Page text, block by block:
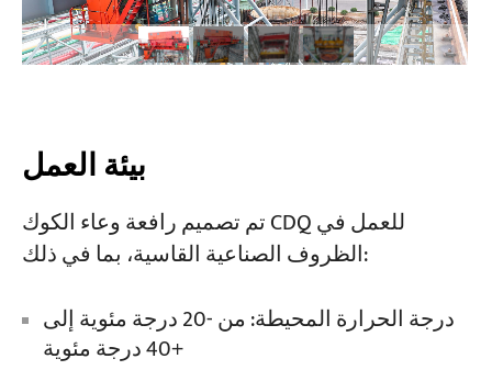
اتصل بنا
بيئة العمل
تم تصميم رافعة وعاء الكوك CDQ للعمل في
الظروف الصناعية القاسية، بما في ذلك:
درجة الحرارة المحيطة: من -20 درجة مئوية إلى
+40 درجة مئوية